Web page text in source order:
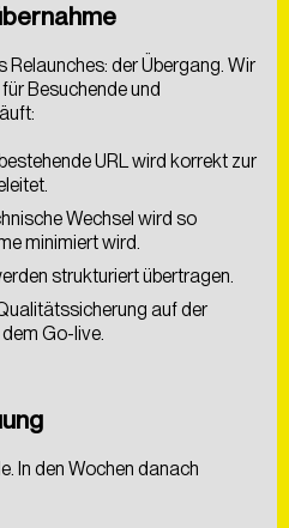
der Übergang. Wir
Besuchende und
URL wird korrekt zur
Wechsel wird so
minimiert wird.
strukturiert übertragen.
auf der
Go-live.
In den Wochen danach